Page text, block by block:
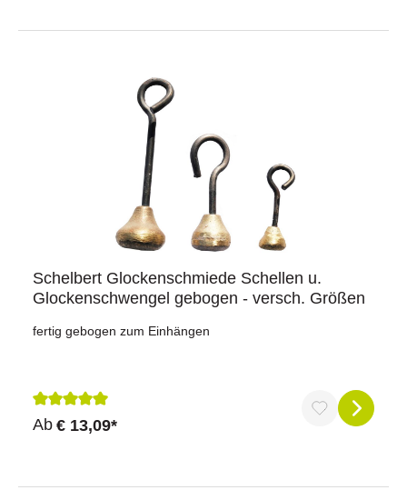
Schelbert Glockenschmiede Schellen u.
Glockenschwengel gebogen - versch. Größen
fertig gebogen zum Einhängen
Durchschnittliche Bewertung von 5 von 5 Sternen
Ab € 13,09*